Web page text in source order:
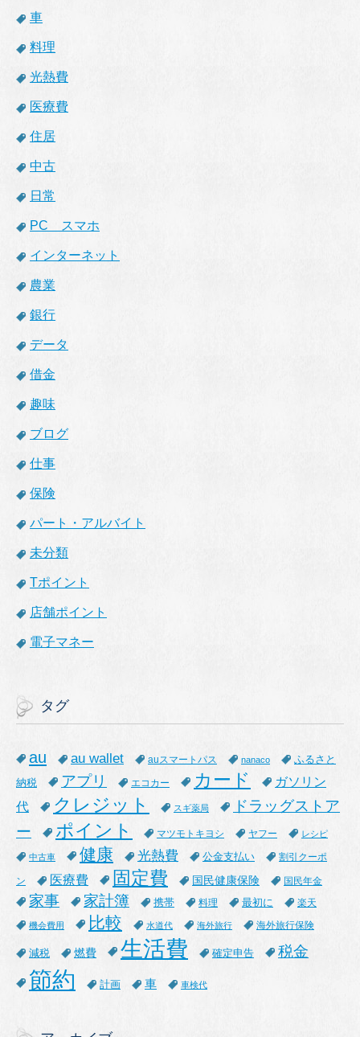
車
料理
光熱費
医療費
住居
中古
日常
PC スマホ
インターネット
農業
銀行
データ
借金
趣味
ブログ
仕事
保険
パート・アルバイト
未分類
Tポイント
店舗ポイント
電子マネー
タグ
au au wallet auスマートパス nanaco
ふるさと
納税
アプリ エコカー カード
ガソリン
代
クレジット スギ薬局
ドラッグストア
ー
ポイント マツモトキヨシ ヤフー レシピ
中古車 健康 光熱費 公金支払い 割引クーポ
ン 医療費 固定費 国民健康保険 国民年金
家事 家計簿 携帯 料理 最初に 楽天
機会費用 比較 水道代 海外旅行 海外旅行保険
減税 燃費 生活費 確定申告 税金
節約 計画 車 車検代